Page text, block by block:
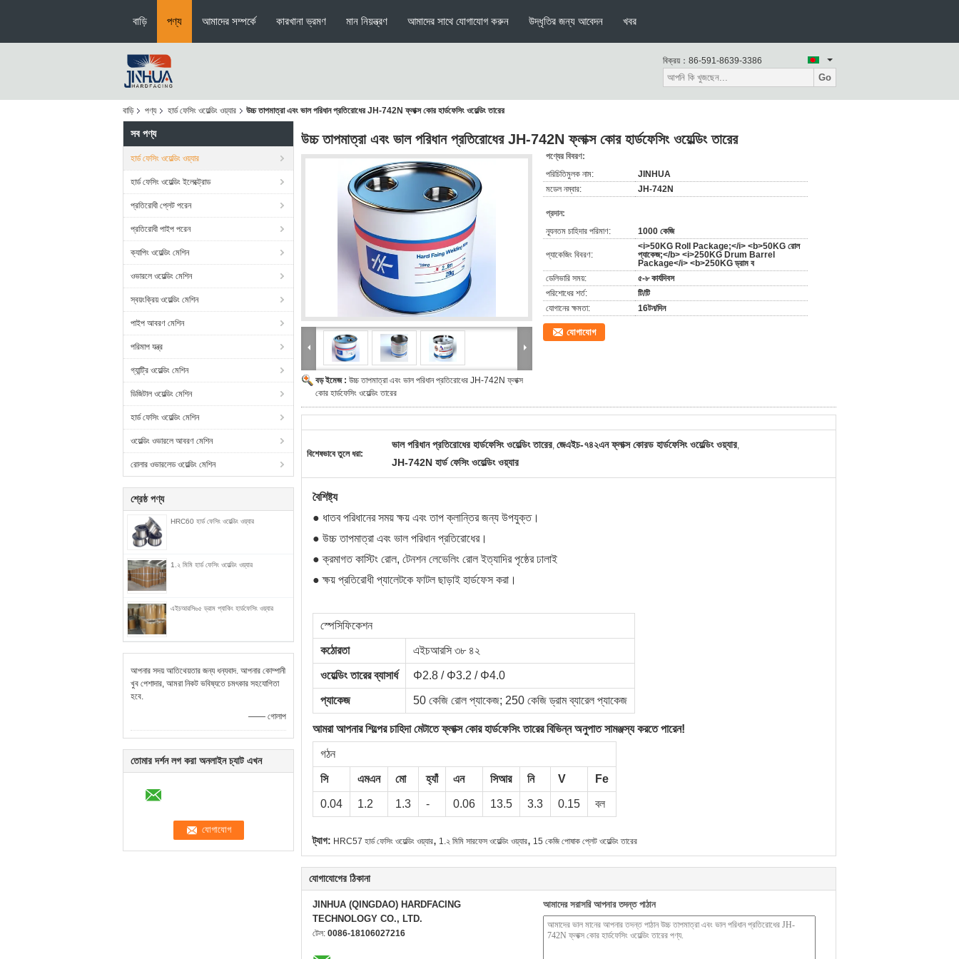
বাড়ি পণ্য আমাদের সম্পর্কে কারখানা ভ্রমণ মান নিয়ন্ত্রণ আমাদের সাথে যোগাযোগ করুন উদ্ধৃতির জন্য আবেদন খবর
বিক্রয়： 86-591-8639-3386
Go
বাড়ি পণ্য হার্ড ফেসিং ওয়েল্ডিং ওয়্যার উচ্চ তাপমাত্রা এবং ভাল পরিধান প্রতিরোধের JH-742N ফ্লাক্স কোর হার্ডফেসিং ওয়েল্ডিং তারের
সব পণ্য
হার্ড ফেসিং ওয়েল্ডিং ওয়্যার
হার্ড ফেসিং ওয়েল্ডিং ইলেক্ট্রোড
প্রতিরোধী প্লেট পরেন
প্রতিরোধী পাইপ পরেন
ক্যাপিং ওয়েল্ডিং মেশিন
ওভারলে ওয়েল্ডিং মেশিন
স্বয়ংক্রিয় ওয়েল্ডিং মেশিন
পাইপ আবরণ মেশিন
পরিমাপ যন্ত্র
গ্যান্ট্রি ওয়েল্ডিং মেশিন
ডিজিটাল ওয়েল্ডিং মেশিন
হার্ড ফেসিং ওয়েল্ডিং মেশিন
ওয়েল্ডিং ওভারলে আবরণ মেশিন
রোলার ওভারলেড ওয়েল্ডিং মেশিন
শ্রেষ্ঠ পণ্য
HRC60 হার্ড ফেসিং ওয়েল্ডিং ওয়্যার
1.২ মিমি হার্ড ফেসিং ওয়েল্ডিং ওয়্যার
এইচআরসি৬৫ ড্রাম প্যাকিং হার্ডফেসিং ওয়্যার
আপনার সদয় আতিথেয়তার জন্য ধন্যবাদ. আপনার কোম্পানী
খুব পেশাদার, আমরা নিকট ভবিষ্যতে চমৎকার সহযোগিতা
হবে.
—— গোলাপ
তোমার দর্শন লগ করা অনলাইন চ্যাট এখন
উচ্চ তাপমাত্রা এবং ভাল পরিধান প্রতিরোধের JH-742N ফ্লাক্স কোর হার্ডফেসিং ওয়েল্ডিং তারের
বড় ইমেজ : উচ্চ তাপমাত্রা এবং ভাল পরিধান প্রতিরোধের JH-742N ফ্লাক্স
কোর হার্ডফেসিং ওয়েল্ডিং তারের
পণ্যের বিবরণ:
পরিচিতিমুলক নাম:
JINHUA
মডেল নম্বার:
JH-742N
প্রদান:
ন্যূনতম চাহিদার পরিমাণ:
1000 কেজি
প্যাকেজিং বিবরণ:
<i>50KG Roll Package;</i> <b>50KG রোল
প্যাকেজ;</b> <i>250KG Drum Barrel
Package</i> <b>250KG ড্রাম ব
ডেলিভারি সময়:
৫-৮ কার্যদিবস
পরিশোধের শর্ত:
টি/টি
যোগানের ক্ষমতা:
16টন/দিন
যোগাযোগ
বিশেষভাবে তুলে ধরা:
ভাল পরিধান প্রতিরোধের হার্ডফেসিং ওয়েল্ডিং তারের, জেএইচ-৭৪২এন ফ্লাক্স কোরড হার্ডফেসিং ওয়েল্ডিং ওয়্যার,
JH-742N হার্ড ফেসিং ওয়েল্ডিং ওয়্যার
বৈশিষ্ট্য
● ধাতব পরিধানের সময় ক্ষয় এবং তাপ ক্লান্তির জন্য উপযুক্ত।
● উচ্চ তাপমাত্রা এবং ভাল পরিধান প্রতিরোধের।
● ক্রমাগত কাস্টিং রোল, টেনশন লেভেলিং রোল ইত্যাদির পৃষ্ঠের ঢালাই
● ক্ষয় প্রতিরোধী প্যালেটকে ফাটল ছাড়াই হার্ডফেস করা।
স্পেসিফিকেশন
কঠোরতা এইচআরসি ৩৮ ৪২
ওয়েল্ডিং তারের ব্যাসার্ধ Φ2.8 / Φ3.2 / Φ4.0
প্যাকেজ 50 কেজি রোল প্যাকেজ; 250 কেজি ড্রাম ব্যারেল প্যাকেজ
আমরা আপনার শিল্পের চাহিদা মেটাতে ফ্লাক্স কোর হার্ডফেসিং তারের বিভিন্ন অনুপাত সামঞ্জস্য করতে পারেন!
গঠন
সি এমএন মো হ্যাঁ এন সিআর নি V Fe
0.04 1.2 1.3 - 0.06 13.5 3.3 0.15 বল
ট্যাগ: HRC57 হার্ড ফেসিং ওয়েল্ডিং ওয়্যার, 1.২ মিমি সারফেস ওয়েল্ডিং ওয়্যার, 15 কেজি পোষাক প্লেট ওয়েল্ডিং তারের
যোগাযোগের ঠিকানা
JINHUA (QINGDAO) HARDFACING
TECHNOLOGY CO., LTD.
টেল: 0086-18106027216
আমাদের সরাসরি আপনার তদন্ত পাঠান